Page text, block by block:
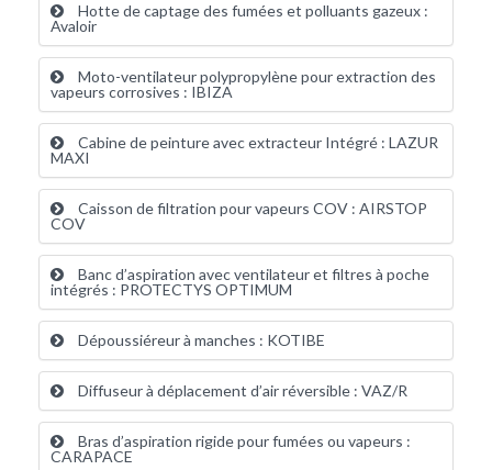
Hotte de captage des fumées et polluants gazeux :
Avaloir
Moto-ventilateur polypropylène pour extraction des
vapeurs corrosives : IBIZA
Cabine de peinture avec extracteur Intégré : LAZUR
MAXI
Caisson de filtration pour vapeurs COV : AIRSTOP
COV
Banc d’aspiration avec ventilateur et filtres à poche
intégrés : PROTECTYS OPTIMUM
Dépoussiéreur à manches : KOTIBE
Diffuseur à déplacement d’air réversible : VAZ/R
Bras d’aspiration rigide pour fumées ou vapeurs :
CARAPACE